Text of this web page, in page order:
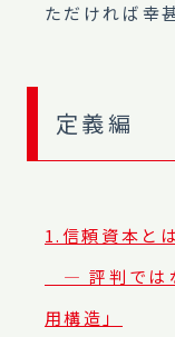
ただければ幸
定義編
1.信頼資本と
― 評判では
用構造」